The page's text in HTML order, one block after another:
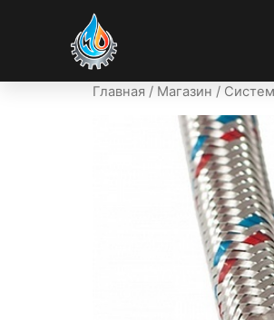
Главная / Магазин /